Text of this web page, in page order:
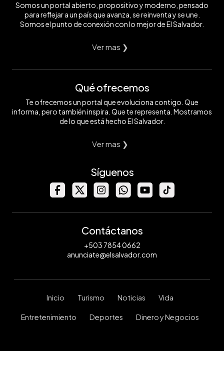
Somos un portal abierto, propositivo y moderno, pensado
para reflejar a un país que avanza, se reinventa y se une.
Somos el punto de conexión con lo mejor de El Salvador.
Ver mas ❯
Qué ofrecemos
Te ofrecemos un portal que evoluciona contigo. Que
informa, pero también inspira. Que te representa. Mostramos
de lo que está hecho El Salvador.
Ver mas ❯
Síguenos
Contáctanos
+503 7854 0662
anunciate@elsalvador.com
Inicio Turismo Noticias Vida
Entretenimiento Deportes Dinero y Negocios